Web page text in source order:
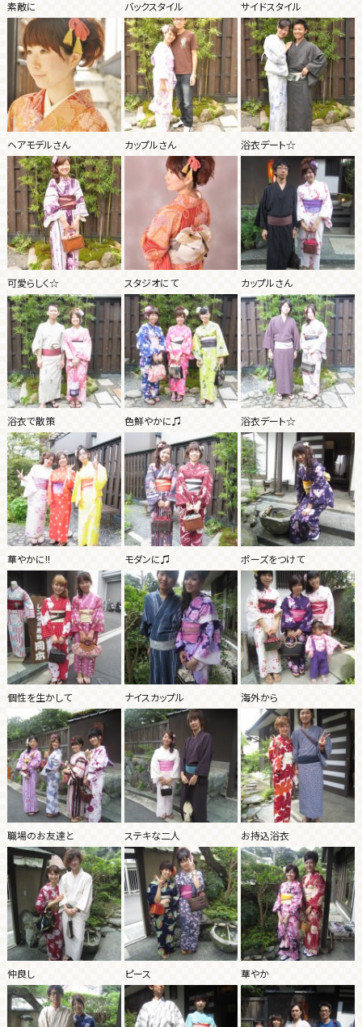
素敵に バックスタイル サイドスタイル
ヘアモデルさん カップルさん 浴衣デート☆
可愛らしく☆ スタジオにて カップルさん
浴衣で散策 色鮮やかに♫ 浴衣デート☆
華やかに!! モダンに♫ ポーズをつけて
個性を生かして ナイスカップル 海外から
職場のお友達と ステキな二人 お持込浴衣
仲良し ピース 華やか